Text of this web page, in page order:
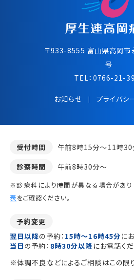
〒933-8555 富⼭県⾼岡市
号
TEL： 0766-21-
お知らせ プライバシ
受付時間
午前8時15分～11時30
診察時間
午前8時30分～
※診療科により時間が異なる場合があり
表をご確認ください。
予約変更
翌日以降の予約： 15時～16時45分に
当日 の予約： 8時30分以降 にお電話く
※体調不良などによるご相談はこの限